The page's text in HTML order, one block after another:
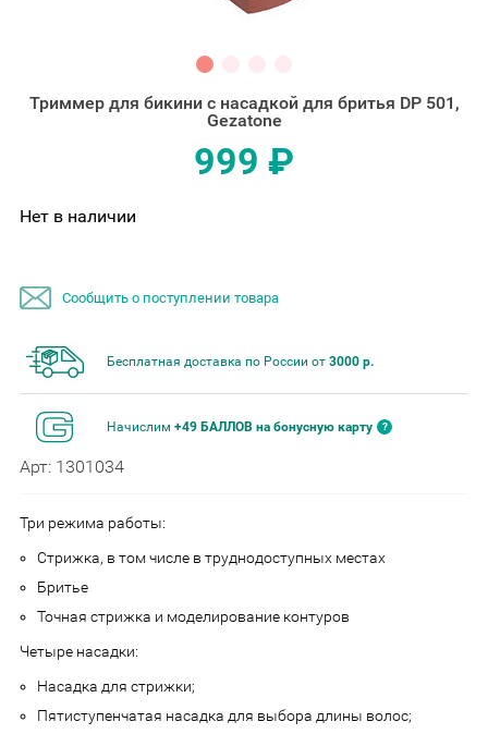
Триммер для бикини с насадкой для бритья DP 501,
Gezatone
999 ₽
Нет в наличии
Сообщить о поступлении товара
Бесплатная доставка по России от 3000 р.
Начислим +49 БАЛЛОВ на бонусную карту
Арт: 1301034
Три режима работы:
Стрижка, в том числе в труднодоступных местах
Бритье
Точная стрижка и моделирование контуров
Четыре насадки:
Насадка для стрижки;
Пятиступенчатая насадка для выбора длины волос;